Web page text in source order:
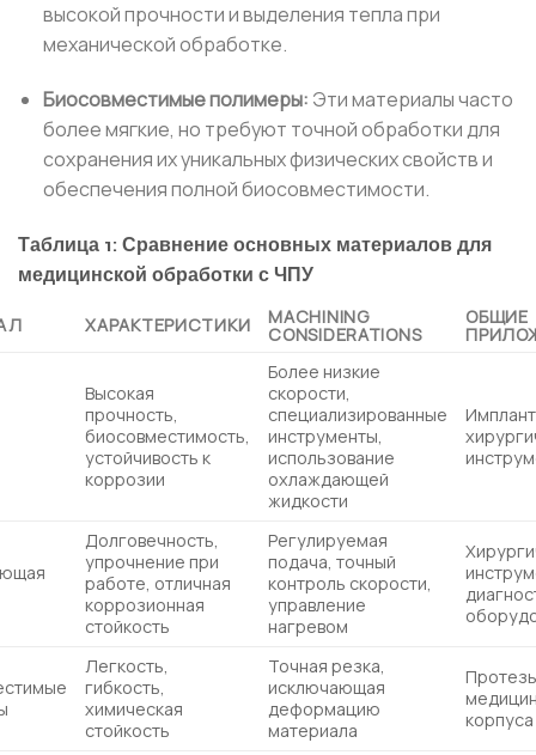
высокой прочности и выделения тепла при
механической обработке.
Биосовместимые полимеры: Эти материалы часто
более мягкие, но требуют точной обработки для
сохранения их уникальных физических свойств и
обеспечения полной биосовместимости.
Таблица 1: Сравнение основных материалов для
медицинской обработки с ЧПУ
ХАРАКТЕРИСТИКИ MACHINING
CONSIDERATIONS
ОБЩИЕ
Высокая
прочность,
биосовместимость,
устойчивость к
коррозии
Более низкие
скорости,
специализированные
инструменты,
использование
охлаждающей
жидкости
Долговечность,
упрочнение при
работе, отличная
коррозионная
стойкость
Регулируемая
подача, точный
контроль скорости,
управление
нагревом
Легкость,
гибкость,
химическая
стойкость
Точная резка,
исключающая
деформацию
материала
корпуса